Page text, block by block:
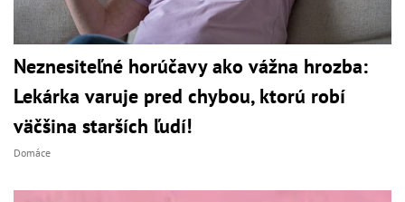
Neznesiteľné horúčavy ako vážna hrozba:
Lekárka varuje pred chybou, ktorú robí
väčšina starších ľudí!
Domáce